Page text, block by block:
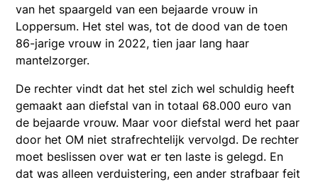
van het spaargeld van een bejaarde vrouw in
Loppersum. Het stel was, tot de dood van de toen
86-jarige vrouw in 2022, tien jaar lang haar
mantelzorger.
De rechter vindt dat het stel zich wel schuldig heeft
gemaakt aan diefstal van in totaal 68.000 euro van
de bejaarde vrouw. Maar voor diefstal werd het paar
door het OM niet strafrechtelijk vervolgd. De rechter
moet beslissen over wat er ten laste is gelegd. En
dat was alleen verduistering, een ander strafbaar feit